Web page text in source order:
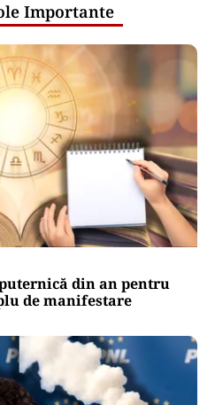
Importante
din an pentru
de manifestare